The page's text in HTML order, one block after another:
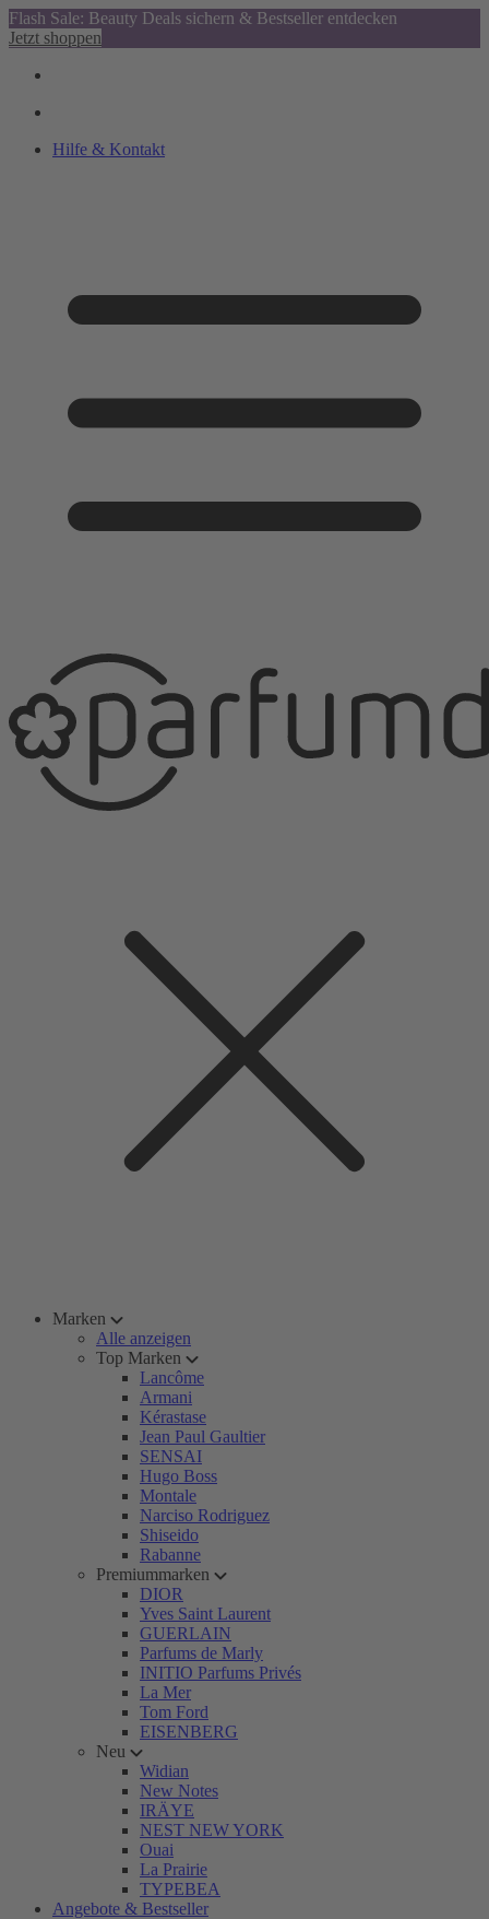
Flash Sale: Beauty Deals sichern & Bestseller entdecken
Jetzt shoppen
Hilfe & Kontakt
Marken
Alle anzeigen
Top Marken
Lancôme
Armani
Kérastase
Jean Paul Gaultier
SENSAI
Hugo Boss
Montale
Narciso Rodriguez
Shiseido
Rabanne
Premiummarken
DIOR
Yves Saint Laurent
GUERLAIN
Parfums de Marly
INITIO Parfums Privés
La Mer
Tom Ford
EISENBERG
Neu
Widian
New Notes
IRÄYE
NEST NEW YORK
Ouai
La Prairie
TYPEBEA
Angebote & Bestseller